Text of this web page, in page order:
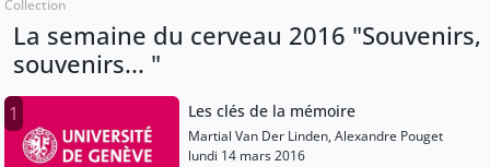
Collection
La semaine du cerveau 2016 "Souvenirs,
souvenirs... "
1 Les clés de la mémoire
Martial Van Der Linden, Alexandre Pouget
lundi 14 mars 2016